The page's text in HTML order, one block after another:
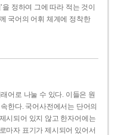
정하여 그에 따라 적는 것이
국어의 어휘 체계에 정착한
어로 나눌 수 있다. 이들은 원
한다. 국어사전에서는 단어의
시되어 있지 않고 한자어에는
마자 표기가 제시되어 있어서